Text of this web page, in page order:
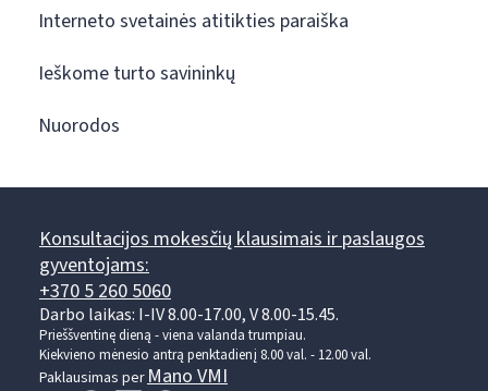
Interneto svetainės atitikties paraiška
Ieškome turto savininkų
Nuorodos
Konsultacijos mokesčių klausimais ir paslaugos
gyventojams:
+370 5 260 5060
Darbo laikas: I-IV 8.00-17.00, V 8.00-15.45.
Prieššventinę dieną - viena valanda trumpiau.
Kiekvieno mėnesio antrą penktadienį 8.00 val. - 12.00 val.
Paklausimas perMano VMI